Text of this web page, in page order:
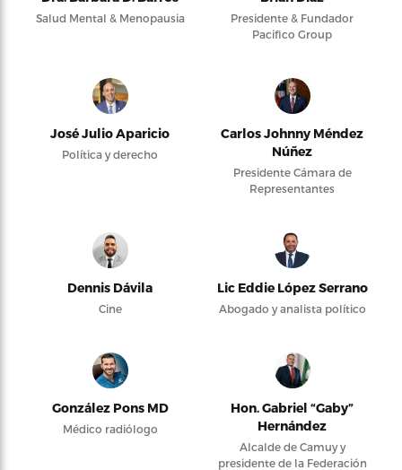
Salud Mental & Menopausia
Presidente & Fundador
Pacifico Group
José Julio Aparicio
Política y derecho
Carlos Johnny Méndez
Núñez
Presidente Cámara de
Representantes
Dennis Dávila
Cine
Lic Eddie López Serrano
Abogado y analista político
González Pons MD
Médico radiólogo
Hon. Gabriel “Gaby”
Hernández
Alcalde de Camuy y
presidente de la Federación